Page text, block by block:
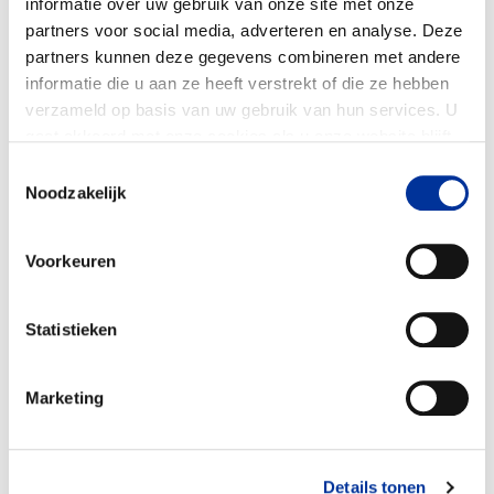
informatie over uw gebruik van onze site met onze
partners voor social media, adverteren en analyse. Deze
partners kunnen deze gegevens combineren met andere
informatie die u aan ze heeft verstrekt of die ze hebben
verzameld op basis van uw gebruik van hun services. U
Noodzakelijk
Voorkeuren
Statistieken
Marketing
Details tonen
Doelbesteding (2025)
€ 83.841